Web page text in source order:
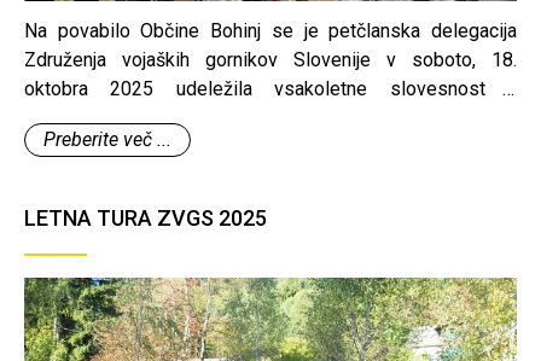
Na povabilo Občine Bohinj se je petčlanska delegacija
Združenja vojaških gornikov Slovenije v soboto, 18.
oktobra 2025 udeležila vsakoletne slovesnost v
počastitev žrtvam 1. svetovne vojne na vojaškem
pokopališču v Ukancu in Rebru.
Preberite več ...
LETNA TURA ZVGS 2025